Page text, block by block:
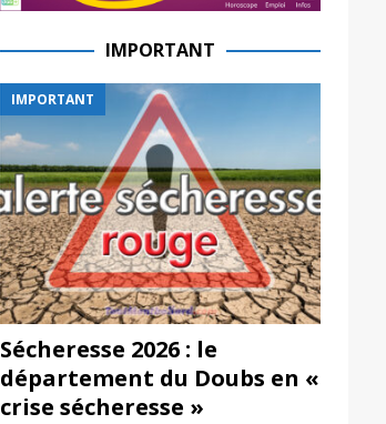
IMPORTANT
IMPORTANT
Sécheresse 2026 : le
département du Doubs en «
crise sécheresse »